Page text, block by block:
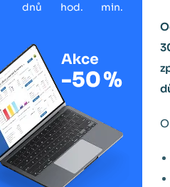
dnů hod. min.